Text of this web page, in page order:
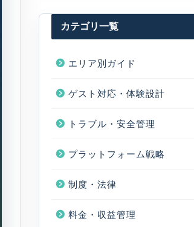
カテゴリ一覧
エリア別ガイド
ゲスト対応・体験設計
トラブル・安全管理
プラットフォーム戦略
制度・法律
料金・収益管理